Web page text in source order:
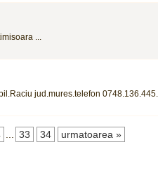
...
jud.mures.telefon 0748.136.445...
33 34 urmatoarea »